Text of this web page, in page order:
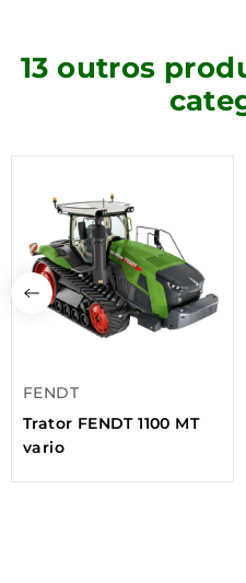
13 outros
FENDT
Trator FENDT 1100 MT
vario